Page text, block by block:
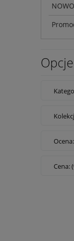
Cena: